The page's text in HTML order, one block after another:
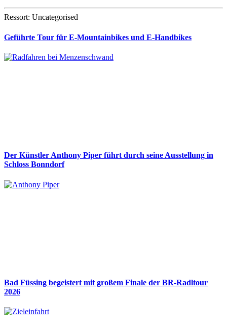
Ressort: Uncategorised
Geführte Tour für E-Mountainbikes und E-Handbikes
Der Künstler Anthony Piper führt durch seine Ausstellung in
Schloss Bonndorf
Bad Füssing begeistert mit großem Finale der BR-Radltour
2026